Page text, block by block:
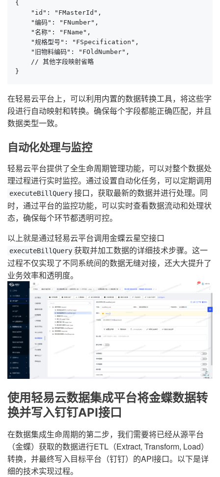
{
    "id": "FMasterId",
    "编码": "FNumber",
    "名称": "FName",
    "规格型号": "FSpecification",
    "旧物料编码": "FOldNumber",
    // 其他字段映射省略
}
在轻易云平台上，可以利用内置的数据转换工具，将这些字
段进行自动映射和转换。确保每个字段都能正确匹配，并且
数据类型一致。
自动化处理与监控
轻易云平台提供了全生命周期管理功能，可以对整个数据处
理过程进行实时监控。通过设置自动化任务，可以定期调用
executeBillQuery 接口，获取最新的数据并进行处理。同
时，通过平台的监控功能，可以实时查看数据流动和处理状
态，确保每个环节都透明可控。
以上就是通过轻易云平台调用金蝶云星空接口
executeBillQuery 获取并加工数据的详细技术步骤。这一
过程不仅实现了不同系统间的数据无缝对接，还大大提升了
业务效率和透明度。
使用轻易云数据集成平台将金蝶数据转
换并写入钉钉API接口
在数据集成生命周期的第二步，我们需要将已经从源平台
（金蝶）获取的数据进行ETL（Extract, Transform, Load）
转换，并最终写入目标平台（钉钉）的API接口。以下是详
细的技术实现过程。